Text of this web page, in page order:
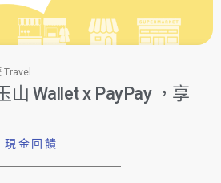
Travel
山 Wallet x PayPay ，享
現金回饋